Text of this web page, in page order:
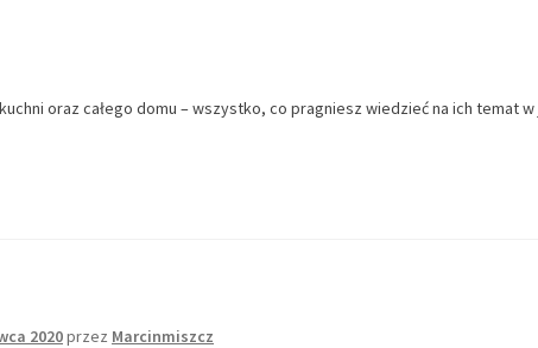
oraz całego domu – wszystko, co pragniesz wiedzieć na ich temat
2020przez Marcinmiszcz